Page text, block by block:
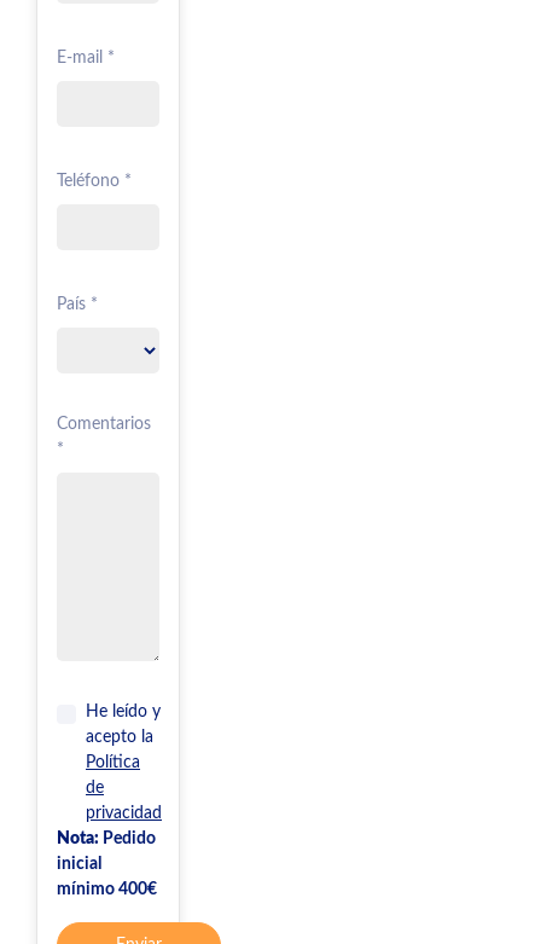
E-mail *
Teléfono *
País *
Comentarios
*
He leído y
acepto la
Política
de
privacidad
Nota: Pedido
inicial
mínimo 400€